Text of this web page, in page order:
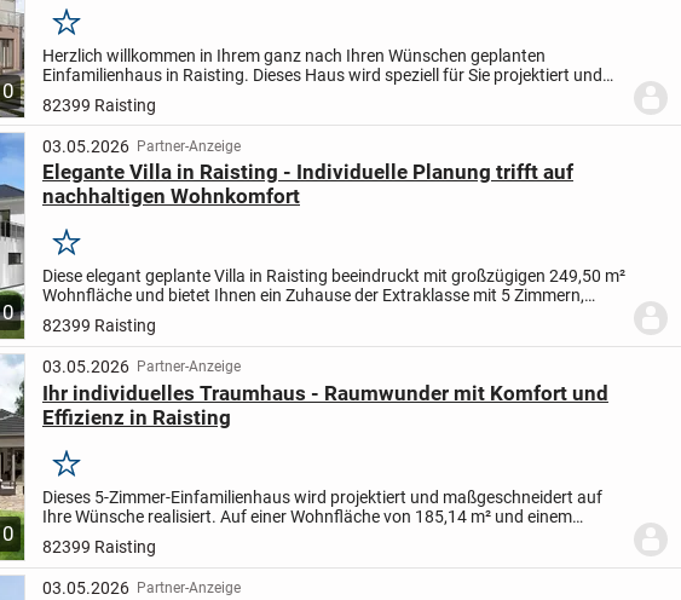
Merken
Herzlich willkommen in Ihrem ganz nach Ihren Wünschen geplanten
Einfamilienhaus in Raisting. Dieses Haus wird speziell für Sie projektiert und
bietet mit 4 Zimmern auf einer Wohnfläche von 143,70 m²...
82399 Raisting
03.05.2026 Partner-Anzeige
Elegante Villa in Raisting - Individuelle Planung trifft auf
nachhaltigen Wohnkomfort
Merken
Diese elegant geplante Villa in Raisting beeindruckt mit großzügigen 249,50 m²
Wohnfläche und bietet Ihnen ein Zuhause der Extraklasse mit 5 Zimmern,
darunter 4 komfortable Schlafzimmer. Auf einem...
82399 Raisting
03.05.2026 Partner-Anzeige
Ihr individuelles Traumhaus - Raumwunder mit Komfort und
Effizienz in Raisting
Merken
Dieses 5-Zimmer-Einfamilienhaus wird projektiert und maßgeschneidert auf
Ihre Wünsche realisiert. Auf einer Wohnfläche von 185,14 m² und einem
großzügigen Grundstück mit 605,13 m² finden Sie viel...
82399 Raisting
03.05.2026 Partner-Anzeige